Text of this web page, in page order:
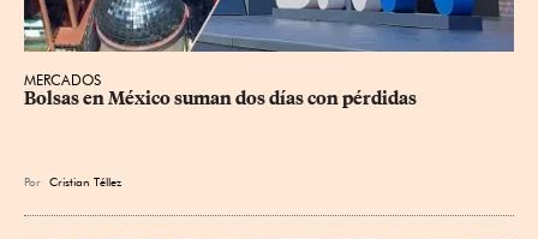
MERCADOS
Bolsas en México suman dos días con pérdidas
Por Cristian Téllez